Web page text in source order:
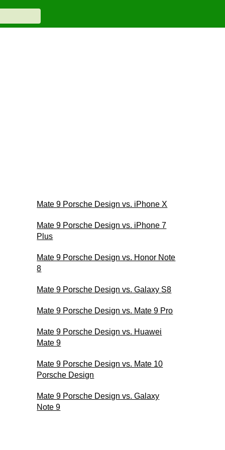
Mate 9 Porsche Design vs. iPhone X
Mate 9 Porsche Design vs. iPhone 7
Plus
Mate 9 Porsche Design vs. Honor Note
8
Mate 9 Porsche Design vs. Galaxy S8
Mate 9 Porsche Design vs. Mate 9 Pro
Mate 9 Porsche Design vs. Huawei
Mate 9
Mate 9 Porsche Design vs. Mate 10
Porsche Design
Mate 9 Porsche Design vs. Galaxy
Note 9